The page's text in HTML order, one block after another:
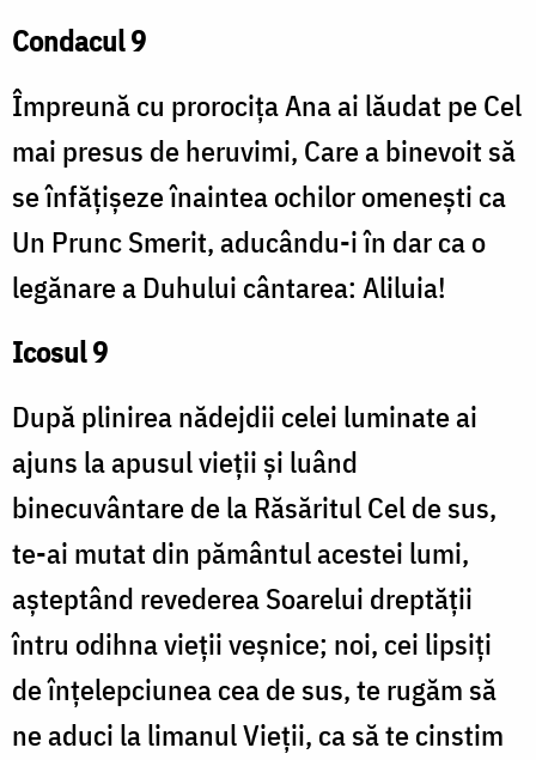
Condacul 9
Împreună cu prorocița Ana ai lăudat pe Cel
mai presus de heruvimi, Care a binevoit să
se înfățișeze înaintea ochilor omenești ca
Un Prunc Smerit, aducându-i în dar ca o
legănare a Duhului cântarea: Aliluia!
Icosul 9
După plinirea nădejdii celei luminate ai
ajuns la apusul vieții și luând
binecuvântare de la Răsăritul Cel de sus,
te-ai mutat din pământul acestei lumi,
așteptând revederea Soarelui dreptății
întru odihna vieții veșnice; noi, cei lipsiți
de înțelepciunea cea de sus, te rugăm să
ne aduci la limanul Vieții, ca să te cinstim